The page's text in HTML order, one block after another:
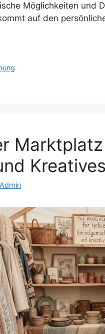
Möglichkeiten und
auf den
Kreatives
Admin